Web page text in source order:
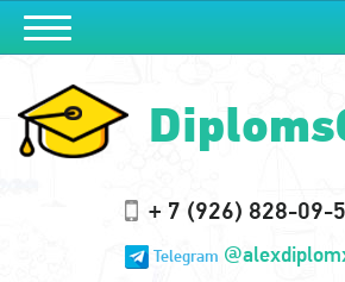
+ 7 (926) 828-09-
Telegram